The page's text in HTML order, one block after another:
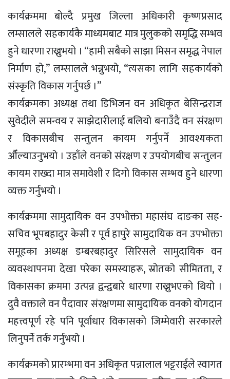
कार्यक्रममा बोल्दै प्रमुख जिल्ला अधिकारी कृष्णप्रसाद
लम्सालले सहकार्यकै माध्यमबाट मात्र मुलुकको समृद्धि सम्भव
हुने धारणा राख्नुभयो । “हामी सबैको साझा मिसन समृद्ध नेपाल
निर्माण हो,” लम्सालले भन्नुभयो, “त्यसका लागि सहकार्यको
संस्कृति विकास गर्नुपर्छ ।”
कार्यक्रमका अध्यक्ष तथा डिभिजन वन अधिकृत बेसिन्द्रराज
सुवेदीले समन्वय र साझेदारीलाई बलियो बनाउँदै वन संरक्षण
र विकासबीच सन्तुलन कायम गर्नुपर्ने आवश्यकता
औँल्याउनुभयो । उहाँले वनको संरक्षण र उपयोगबीच सन्तुलन
कायम राख्दा मात्र समावेशी र दिगो विकास सम्भव हुने धारणा
व्यक्त गर्नुभयो ।
कार्यक्रममा सामुदायिक वन उपभोक्ता महासंघ दाङका सह-
सचिव भूपबहादुर केसी र पूर्व हापुरे सामुदायिक वन उपभोक्ता
समूहका अध्यक्ष डम्बरबहादुर सिरिसले सामुदायिक वन
व्यवस्थापनमा देखा परेका समस्याहरू, स्रोतको सीमितता, र
विकासका क्रममा उत्पन्न द्वन्द्वबारे धारणा राख्नुभएको थियो ।
दुवै वक्ताले वन पैदावार संरक्षणमा सामुदायिक वनको योगदान
महत्त्वपूर्ण रहे पनि पूर्वाधार विकासको जिम्मेवारी सरकारले
लिनुपर्ने तर्क गर्नुभयो ।
कार्यक्रमको प्रारम्भमा वन अधिकृत पन्नालाल भट्टराईले स्वागत